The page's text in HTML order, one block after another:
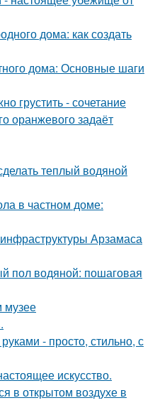
дома: как создать
дома: Основные шаги
грустить - сочетание
оранжевого задаёт
теплый водяной
в частном доме:
Арзамаса
пол водяной: пошаговая
музее
- просто, стильно, с
искусство.
в открытом воздухе в